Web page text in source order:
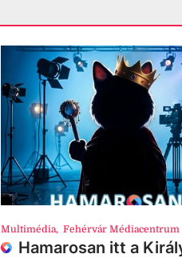
Multimédia, Fehérvár Médiacentrum
Hamarosan itt a